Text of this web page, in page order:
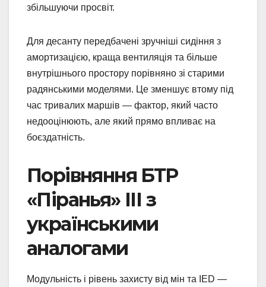
збільшуючи просвіт.
Для десанту передбачені зручніші сидіння з
амортизацією, краща вентиляція та більше
внутрішнього простору порівняно зі старими
радянськими моделями. Це зменшує втому під
час тривалих маршів — фактор, який часто
недооцінюють, але який прямо впливає на
боєздатність.
Порівняння БТР
«Піранья» III з
українськими
аналогами
Модульність і рівень захисту від мін та IED —